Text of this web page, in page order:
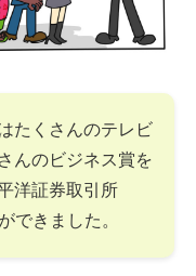
たくさんのテレビ
んのビジネス賞を
洋証券取引所
できました。